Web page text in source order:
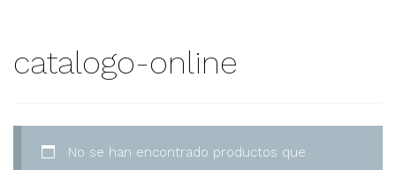
catalogo-online
No se han encontrado productos que